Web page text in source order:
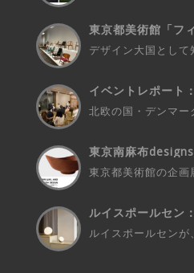
東京都美術館「フ
デザイン大国とし
イベントレポート
話...
北欧の国・デンマ
東京南麻布
東京都美術館の企
ルイスポールセン
ルイスポールセン